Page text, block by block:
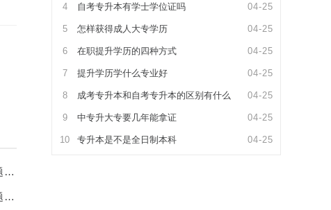
2021年网络教育统考大学英语B词汇与结构模拟题及答案4
2021年网络教育统考大学英语B词汇与结构模拟题及答案2
4 自考专升本有学士学位证吗 04-25
5 怎样获得成人大专学历 04-25
6 在职提升学历的四种方式 04-25
7 提升学历学什么专业好 04-25
8 成考专升本和自考专升本的区别有什么 04-25
9 中专升大专要几年能拿证 04-25
10 专升本是不是全日制本科 04-25